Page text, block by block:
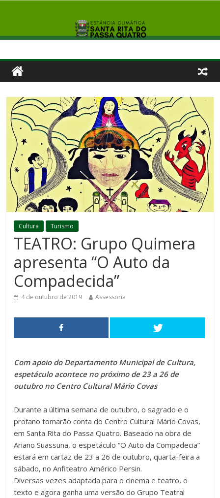
Cultura Turismo
TEATRO: Grupo Quimera
apresenta “O Auto da
Compadecida”
4 de outubro de 2019 Assessoria
Com apoio do Departamento Municipal de Cultura,
espetáculo acontece no próximo de 23 a 26 de
outubro no Centro Cultural Mário Covas
Durante a última semana de outubro, o sagrado e o
profano tomarão conta do Centro Cultural Mário Covas,
em Santa Rita do Passa Quatro. Baseado na obra de
Ariano Suassuna, o espetáculo “O Auto da Compadecia”
estará em cartaz de 23 a 26 de outubro, quarta-feira a
sábado, no Anfiteatro Américo Persin.
Diversas vezes adaptada para o cinema e teatro, o
texto e agora ganha uma versão do Grupo Teatral